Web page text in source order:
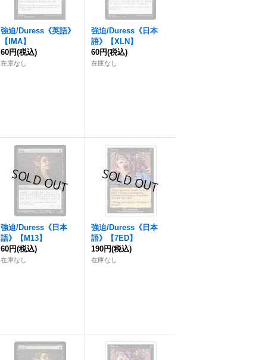
強迫/Duress《英語》
【IMA】
60円(税込)
在庫なし
強迫/Duress《日本
語》【XLN】
60円(税込)
在庫なし
強迫/Duress《日本
語》【M13】
60円(税込)
在庫なし
強迫/Duress《日本
語》【7ED】
190円(税込)
在庫なし